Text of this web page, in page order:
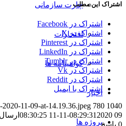
چارت سازمانی
افتخارات
گواهینامه ها
اخبار
پروژه ها
اشتراک این مطلب
اشتراک در Facebook
اشتراک در X
اشتراک در Pinterest
اشتراک در LinkedIn
اشتراک در Tumblr
اشتراک در Vk
اشتراک در Reddit
اشتراک با ایمیل
11-09-at-14.19.36.jpeg 780 1040
09 08:29:31
2020-11-11 08:30:25
ارسال